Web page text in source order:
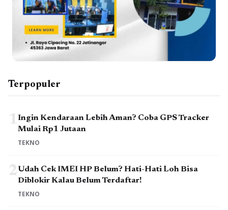
Terpopuler
1Ingin Kendaraan Lebih Aman? Coba GPS Tracker
Mulai Rp1 Jutaan
TEKNO
2Udah Cek IMEI HP Belum? Hati-Hati Loh Bisa
Diblokir Kalau Belum Terdaftar!
TEKNO